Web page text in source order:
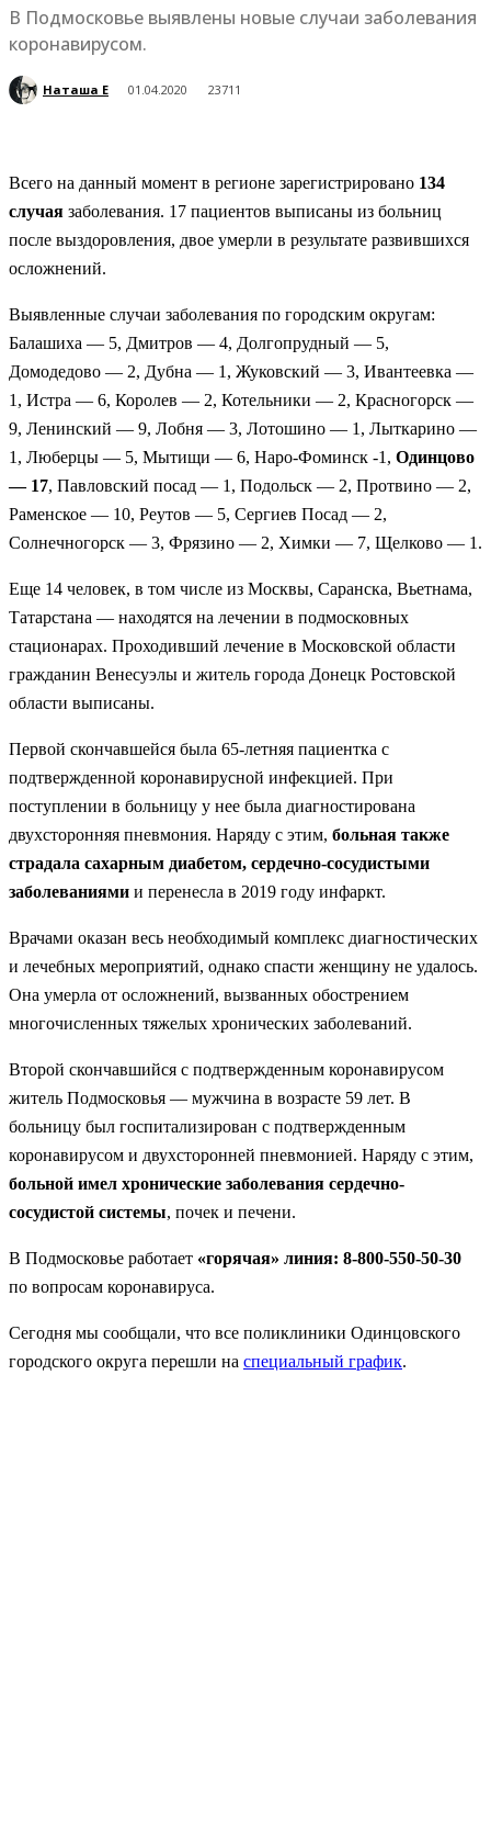
В Подмосковье выявлены новые случаи заболевания
коронавирусом.
Наташа Е 01.04.2020 23711
Всего на данный момент в регионе зарегистрировано 134
случая заболевания. 17 пациентов выписаны из больниц
после выздоровления, двое умерли в результате развившихся
осложнений.
Выявленные случаи заболевания по городским округам:
Балашиха — 5, Дмитров — 4, Долгопрудный — 5,
Домодедово — 2, Дубна — 1, Жуковский — 3, Ивантеевка —
1, Истра — 6, Королев — 2, Котельники — 2, Красногорск —
9, Ленинский — 9, Лобня — 3, Лотошино — 1, Лыткарино —
1, Люберцы — 5, Мытищи — 6, Наро-Фоминск -1, Одинцово
— 17, Павловский посад — 1, Подольск — 2, Протвино — 2,
Раменское — 10, Реутов — 5, Сергиев Посад — 2,
Солнечногорск — 3, Фрязино — 2, Химки — 7, Щелково — 1.
Еще 14 человек, в том числе из Москвы, Саранска, Вьетнама,
Татарстана — находятся на лечении в подмосковных
стационарах. Проходивший лечение в Московской области
гражданин Венесуэлы и житель города Донецк Ростовской
области выписаны.
Первой скончавшейся была 65-летняя пациентка с
подтвержденной коронавирусной инфекцией. При
поступлении в больницу у нее была диагностирована
двухсторонняя пневмония. Наряду с этим, больная также
страдала сахарным диабетом, сердечно-сосудистыми
заболеваниями и перенесла в 2019 году инфаркт.
Врачами оказан весь необходимый комплекс диагностических
и лечебных мероприятий, однако спасти женщину не удалось.
Она умерла от осложнений, вызванных обострением
многочисленных тяжелых хронических заболеваний.
Второй скончавшийся с подтвержденным коронавирусом
житель Подмосковья — мужчина в возрасте 59 лет. В
больницу был госпитализирован с подтвержденным
коронавирусом и двухсторонней пневмонией. Наряду с этим,
больной имел хронические заболевания сердечно-
сосудистой системы, почек и печени.
В Подмосковье работает «горячая» линия: 8-800-550-50-30
по вопросам коронавируса.
Сегодня мы сообщали, что все поликлиники Одинцовского
городского округа перешли на специальный график.